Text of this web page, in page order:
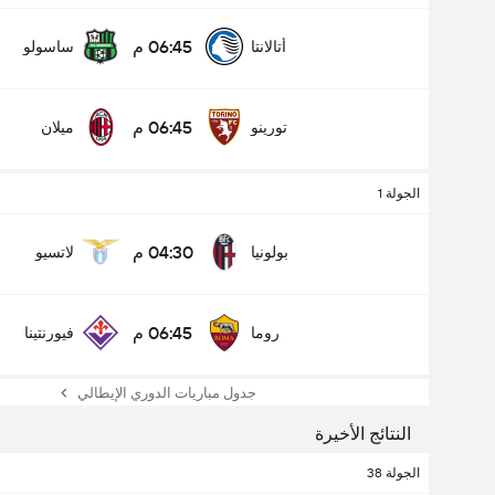
أتالانتا 06:45 م ساسولو
تورينو 06:45 م ميلان
الجولة 1
بولونيا 04:30 م لاتسيو
روما 06:45 م فيورنتينا
جدول مباريات الدوري الإيطالي
النتائج الأخيرة
الجولة 38